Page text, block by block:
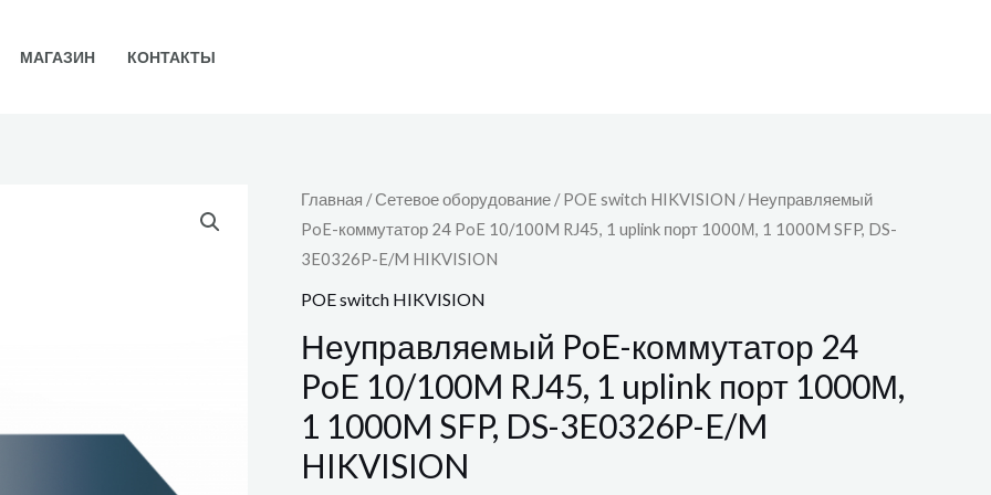
МАГАЗИН КОНТАКТЫ
Главная /Сетевое оборудование /POE switch HIKVISION / Неуправляемый
PoE-коммутатор 24 PoE 10/100M RJ45, 1 uplink порт 1000М, 1 1000M SFP, DS-
3E0326P-E/M HIKVISION
POE switch HIKVISION
Неуправляемый PoE-коммутатор 24
PoE 10/100M RJ45, 1 uplink порт 1000М,
1 1000M SFP, DS-3E0326P-E/M
HIKVISION